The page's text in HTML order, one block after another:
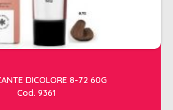
CREMES
DESCARTAVEIS
E SAPATILHAS C/CREME
DICOLORE 8-72 60G
Cod. 9361